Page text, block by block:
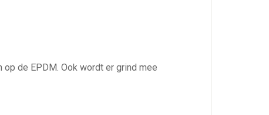
de EPDM. Ook wordt er grind mee